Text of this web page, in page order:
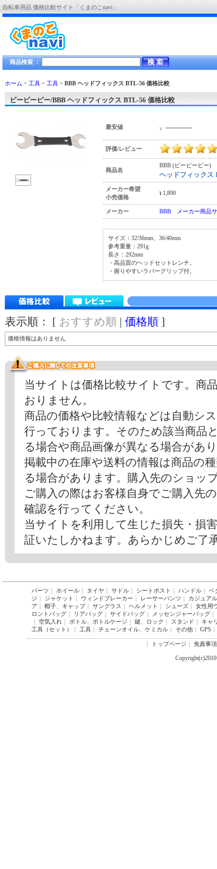
自転車用品 価格比較サイト「くまのこnavi」
商品検索 ：
ホーム > 工具 > 工具 > BBB ヘッドフィックス BTL-56 価格比較
ビービービー/BBB ヘッドフィックス BTL-56 価格比較
最安値 ¥ ―――
評価/レビュー
商品名
BBB (ビービービー)
ヘッドフィックス
メーカー希望
小売価格
¥ 1,890
メーカー BBB メーカー商品
サイズ：32/36mm、36/40mm
参考重量：291g
長さ：292mm
・高品質のヘッドセットレンチ。
・握りやすいラバーグリップ付。
表示順： [ おすすめ順 | 価格順 ]
価格情報はありません
当サイトは価格比較サイトです。商
おりません。
商品の価格や比較情報などは自動シ
行っております。そのため該当商品
る場合や商品画像が異なる場合があ
掲載中の在庫や送料の情報は商品の
る場合があります。購入先のショッ
ご購入の際はお客様自身でご購入先
確認を行ってください。
当サイトを利用して生じた損失・損
証いたしかねます。あらかじめご了
パーツ ホイール タイヤ サドル シートポスト ハンドル
ペ
ジ
ジャケット ウィンドブレーカー レーサーパンツ
カジュア
ア
帽子、キャップ｜ サングラス ヘルメット シューズ
女性用
ロントバッグ
リアバッグ サイドバッグ メッセンジャーバッグ
空気入れ ボトル、ボトルケージ 鍵、ロック スタンド
キャ
工具（セット）
工具 チェーンオイル、ケミカル その他 GPS
トップページ 免責事項